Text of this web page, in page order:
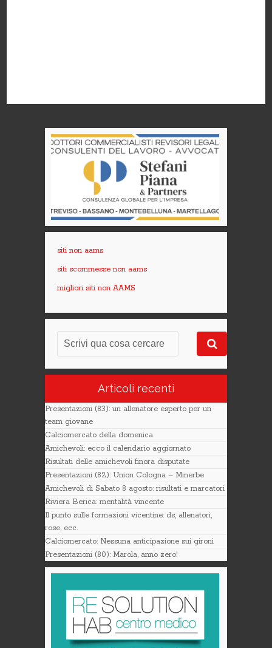
siti non aams
siti scommesse non aams
migliori siti non AAMS
Articoli recenti
Presentazioni (83): un allenatore esperto per un
team giovane
Calciomercato della domenica
Amichevoli: ecco il calendario aggiornato
Risultati delle amichevoli finora disputate
Presentazioni (82): Union Cologna – Minerbe
Amichevoli di Sabato 8 agosto: risultati e marcatori
Riviera Berica: mentalità vincente
Il punto sulle formazioni vicentine: ds, allenatori,
rose, ecc.
Calciomercato: Nessuna anticipazione sui gironi
Presentazioni (80): Marola, anno zero!